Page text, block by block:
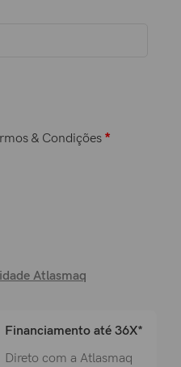
& Condições *
Atlasmaq
Financiamento até 36X*
Direto com a Atlasmaq